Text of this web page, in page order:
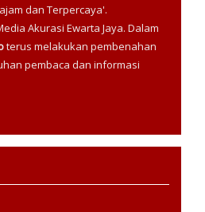
dan Terpercaya'.
Akurasi Ewarta Jaya. Dalam
terus melakukan pembenahan
pembaca dan informasi